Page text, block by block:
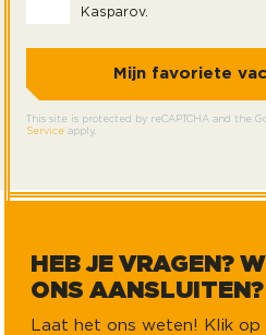
Kasparov.
This site is protected by reCAPTCHA and the
Service apply.
HEB JE VRAGEN?
ONS AANSLUITEN?
Laat het ons weten! Klik